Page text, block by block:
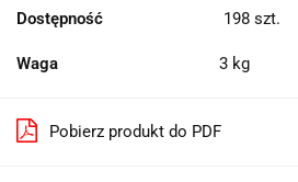
Dostępność 198 szt.
Waga 3 kg
Pobierz produkt do PDF